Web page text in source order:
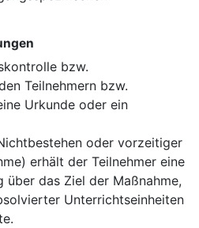
bzw.
Teilnehmern bzw.
Urkunde oder ein
oder vorzeitiger
erhält der Teilnehmer eine
über das Ziel der Maßnahme,
Unterrichtseinheiten